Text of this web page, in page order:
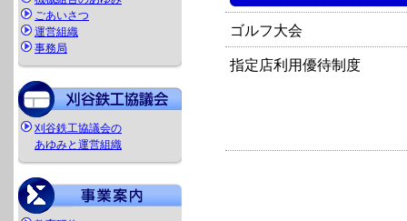
ごあいさつ
運営組織
事務局
刈谷鉄工協議会の
あゆみと運営組織
ゴルフ大会
指定店利用優待制度